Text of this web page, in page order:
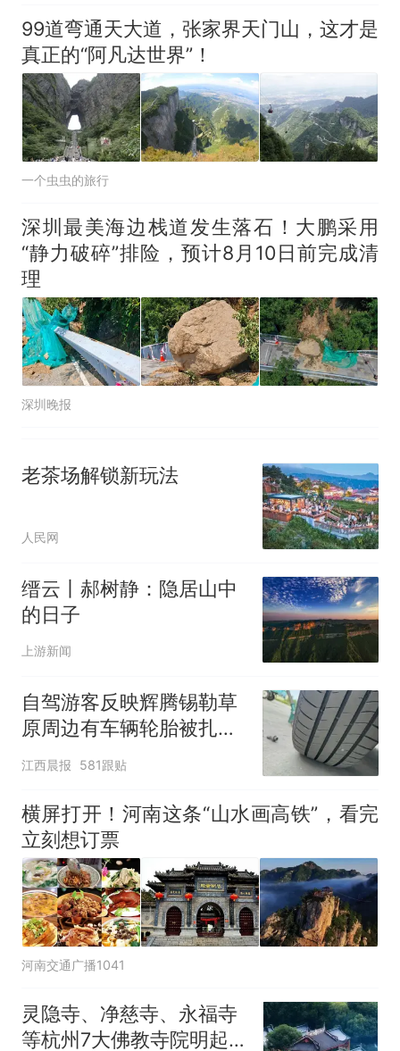
99道弯通天大道，张家界天门山，这才是
真正的“阿凡达世界”！
一个虫虫的旅行
深圳最美海边栈道发生落石！大鹏采用
“静力破碎”排险，预计8月10日前完成清
理
深圳晚报
老茶场解锁新玩法
人民网
缙云丨郝树静：隐居山中
的日子
上游新闻
自驾游客反映辉腾锡勒草
原周边有车辆轮胎被扎，
修理店铺换胎价格高达千
元，官方发布情况通报
江西晨报 581跟贴
横屏打开！河南这条“山水画高铁”，看完
立刻想订票
河南交通广播1041
灵隐寺、净慈寺、永福寺
等杭州7大佛教寺院明起